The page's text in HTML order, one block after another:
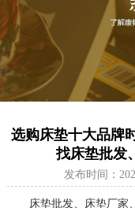
选购床垫十大品牌
找床垫批发
发布时间：
床垫批发、床垫厂家、